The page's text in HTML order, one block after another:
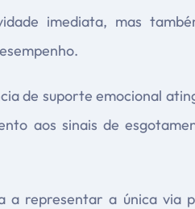
imediata, mas
de suporte emocional
aos sinais de
a representar a única via